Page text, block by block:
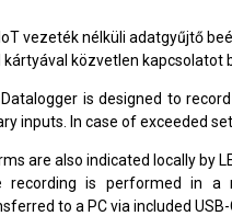
vezeték nélküli adatgyűjtő
kártyával közvetlen kapcsolatot
Datalogger is designed to
inputs. In case of exceeded
are also indicated locally by
recording is performed in a
to a PC via included USB-